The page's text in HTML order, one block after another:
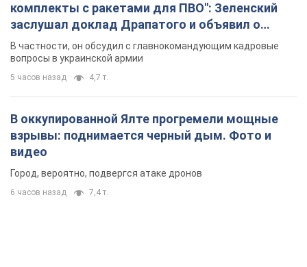
комплекты с ракетами для ПВО": Зеленский
заслушал доклад Драпатого и объявил о
новых мерах
В частности, он обсудил с главнокомандующим кадровые
вопросы в украинской армии
5 часов назад 4,7 т.
В оккупированной Ялте прогремели мощные
взрывы: поднимается черный дым. Фото и
видео
Город, вероятно, подвергся атаке дронов
6 часов назад 7,4 т.